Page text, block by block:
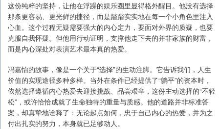
这份纯粹的坚持，让他在浮躁的娱乐圈里显得格外醒目。他没有选择
那条更容易、更光鲜的捷径，而是踏踏实实地在每一个小角色里注入
心血。这个过程无疑需要强大的内心定力，要面对外界的质疑，也要
克服自我怀疑。但他用行动证明，支撑他走下去的并非家族的财富，
而是内心深处对表演艺术最本真的热爱。
冯嘉怡的故事，像是一个关于“选择”的生动注脚。它告诉我们，人生
价值的实现途径多种多样。当外在条件已经提供了“躺平”的资本时，
依然选择遵循内心热爱去迎接挑战、品尝艰辛，这份主动选择的“不轻
松”，或许恰恰成就了生命独特的重量与质感。他的道路并非标准答
案，却真挚地诠释了：无论起点如何，忠于自己内心的热爱，并为之
付出扎实的努力，本身就已足够动人。